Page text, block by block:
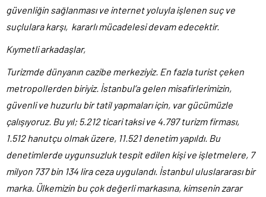
güvenliğin sağlanması ve internet yoluyla işlenen suç ve
suçlulara karşı, kararlı mücadelesi devam edecektir.
Kıymetli arkadaşlar,
Turizmde dünyanın cazibe merkeziyiz. En fazla turist çeken
metropollerden biriyiz. İstanbul’a gelen misafirlerimizin,
güvenli ve huzurlu bir tatil yapmaları için, var gücümüzle
çalışıyoruz. Bu yıl; 5.212 ticari taksi ve 4.797 turizm firması,
1.512 hanutçu olmak üzere, 11.521 denetim yapıldı. Bu
denetimlerde uygunsuzluk tespit edilen kişi ve işletmelere, 7
milyon 737 bin 134 lira ceza uygulandı. İstanbul uluslararası bir
marka. Ülkemizin bu çok değerli markasına, kimsenin zarar